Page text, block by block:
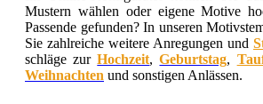
Mustern wählen oder eigene Motive
Passende gefunden? In unseren
Sie zahlreiche weitere Anregungen und
schlä­ge zurHochzeit,Geburtstag,
Weihnachten und sonstigen Anlässen.